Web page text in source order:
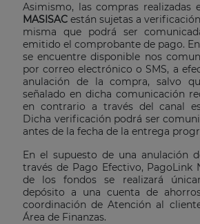
Asimismo, las compras realizadas
MASISAC están sujetas a
misma que podrá ser
emitido el comprobante de pago.
se encuentre disponible nos
por correo electrónico o SMS, a
anulación de la compra, salvo
señalado en dicha comunicación
en contrario a través del canal
Dicha verificación podrá ser
antes de la fecha de la entrega
En el supuesto de una anulación
través de Pago Efectivo, PagoLink
de los fondos se realizará
depósito a una cuenta de
coordinación de Atención al
Área de Finanzas.